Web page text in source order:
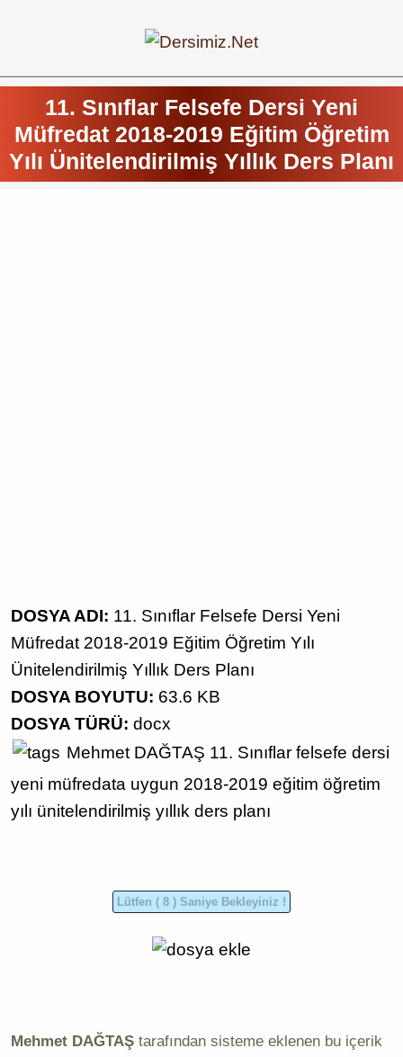
11. Sınıflar Felsefe Dersi Yeni
Müfredat 2018-2019 Eğitim Öğretim
Yılı Ünitelendirilmiş Yıllık Ders Planı
DOSYA ADI: 11. Sınıflar Felsefe Dersi Yeni
Müfredat 2018-2019 Eğitim Öğretim Yılı
Ünitelendirilmiş Yıllık Ders Planı
DOSYA BOYUTU: 63.6 KB
DOSYA TÜRÜ: docx
Mehmet DAĞTAŞ 11. Sınıflar felsefe dersi
yeni müfredata uygun 2018-2019 eğitim öğretim
yılı ünitelendirilmiş yıllık ders planı
Mehmet DAĞTAŞ tarafından sisteme eklenen bu içerik